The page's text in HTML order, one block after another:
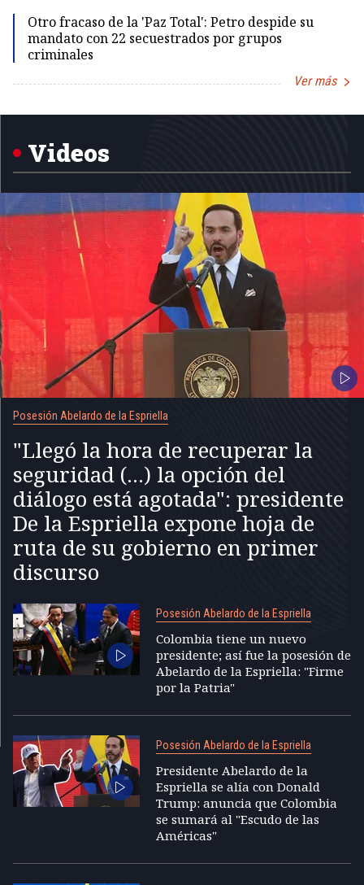
Otro fracaso de la 'Paz Total': Petro despide su
mandato con 22 secuestrados por grupos
criminales
Ver más
Videos
Posesión Abelardo de la Espriella
"Llegó la hora de recuperar la
seguridad (...) la opción del
diálogo está agotada": presidente
De la Espriella expone hoja de
ruta de su gobierno en primer
discurso
Posesión Abelardo de la Espriella
Colombia tiene un nuevo
presidente; así fue la posesión de
Abelardo de la Espriella: "Firme
por la Patria"
Posesión Abelardo de la Espriella
Presidente Abelardo de la
Espriella se alía con Donald
Trump: anuncia que Colombia
se sumará al "Escudo de las
Américas"